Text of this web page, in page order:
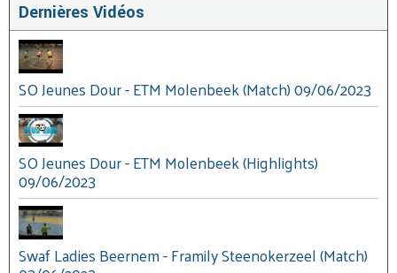
Dernières Vidéos
SO Jeunes Dour - ETM Molenbeek (Match) 09/06/2023
SO Jeunes Dour - ETM Molenbeek (Highlights)
09/06/2023
Swaf Ladies Beernem - Framily Steenokerzeel (Match)